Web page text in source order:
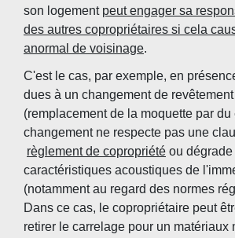
son logement peut engager sa
des autres copropriétaires si cela
anormal de voisinage.
C'est le cas, par exemple, en
dues à un changement de revêtement
(remplacement de la moquette par
changement ne respecte pas une
règlement de copropriété ou
caractéristiques acoustiques de
(notamment au regard des normes
Dans ce cas, le copropriétaire peut
retirer le carrelage pour un matériaux